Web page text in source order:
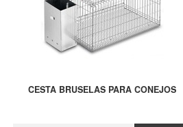
CESTA BRUSELAS PARA CONEJOS